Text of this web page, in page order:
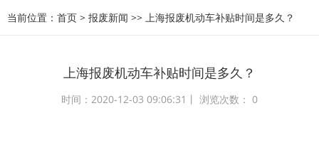
当前位置： 首页 > 报废新闻 >> 上海报废机动车补贴时间是多久？
上海报废机动车补贴时间是多久？​
时间：2020-12-03 09:06:31丨 浏览次数： 0